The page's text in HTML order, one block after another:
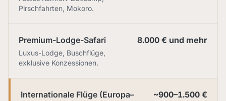
Pirschfahrten, Mokoro.
Premium-Lodge-Safari
Luxus-Lodge, Buschflüge,
exklusive Konzessionen.
8.000 € und mehr
Internationale Flüge (Europa–
~900–1.500 €